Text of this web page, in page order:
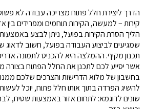
הדרך ליצירת חלל פתוח מצריכה עבודה לא
קירות – למעשה, הקירות תוחמים ומפרידים בין
הליך הסרת הקירות בפועל, ניתן לבצע באמצעות
שמגיעים לביצוע העבודה בפועל, חשוב
תכנון מקיף. ההמלצה היא להכניס לתמונה
אשר יסייע לכם לתכנן את החלל הפתוח בצורה
בחשבון של מלוא הדרישות והצרכים שלכם
להשיג הפרדה בתוך אותו חלל פתוח, יוכל
שונים לדוגמא: לתחום אזור באמצעות שטיח,